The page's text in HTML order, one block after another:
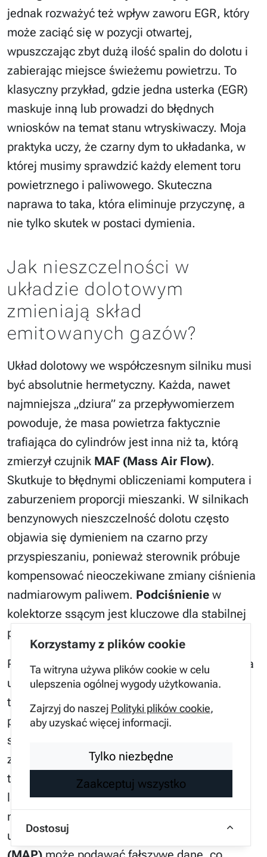
Korzystamy z plików cookie
Ta witryna używa plików cookie w celu
ulepszenia ogólnej wygody użytkowania.
Zajrzyj do naszej Polityki plików cookie,
aby uzyskać więcej informacji.
Tylko niezbędne
Zaakceptuj wszystko
Dostosuj
jednak rozważyć też wpływ zaworu EGR, który
może zaciąć się w pozycji otwartej,
wpuszczając zbyt dużą ilość spalin do dolotu i
zabierając miejsce świeżemu powietrzu. To
klasyczny przykład, gdzie jedna usterka (EGR)
maskuje inną lub prowadzi do błędnych
wniosków na temat stanu wtryskiwaczy. Moja
praktyka uczy, że czarny dym to układanka, w
której musimy sprawdzić każdy element toru
powietrznego i paliwowego. Skuteczna
naprawa to taka, która eliminuje przyczynę, a
nie tylko skutek w postaci dymienia.
Jak nieszczelności w
układzie dolotowym
zmieniają skład
emitowanych gazów?
Układ dolotowy we współczesnym silniku musi
być absolutnie hermetyczny. Każda, nawet
najmniejsza „dziura” za przepływomierzem
powoduje, że masa powietrza faktycznie
trafiająca do cylindrów jest inna niż ta, którą
zmierzył czujnik MAF (Mass Air Flow).
Skutkuje to błędnymi obliczeniami komputera i
zaburzeniem proporcji mieszanki. W silnikach
benzynowych nieszczelność dolotu często
objawia się dymieniem na czarno przy
przyspieszaniu, ponieważ sterownik próbuje
kompensować nieoczekiwane zmiany ciśnienia
nadmiarowym paliwem. Podciśnienie w
kolektorze ssącym jest kluczowe dla stabilnej
pracy na biegu jałowym.
Przykładem z życia może być nieszczelność na
uszczelkach kolektora dolotowego w silnikach
typu V6. Powietrze zasysane „na lewo”
powoduje wypadanie zapłonów i niepełne
spalanie, co może być mylone z awarią układu
zapłonowego. Z perspektywy fizyki, przepływ
turbulentny w miejscu nieszczelności zakłóca
laminarny przepływ powietrza, co pogarsza
napełnianie cylindrów. Alternatywnie,
uszkodzony